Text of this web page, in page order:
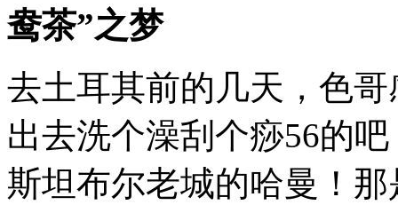
鸯茶”之梦
去土耳其前的几天，色
出去洗个澡刮个痧56的
斯坦布尔老城的哈曼！